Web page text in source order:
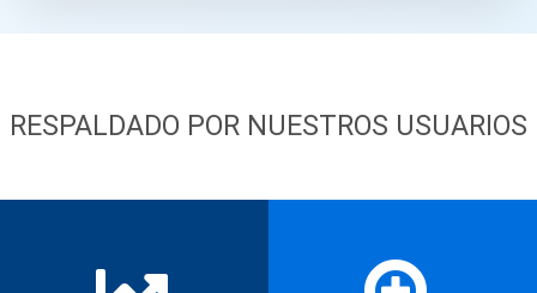
RESPALDADO POR NUESTROS USUARIOS